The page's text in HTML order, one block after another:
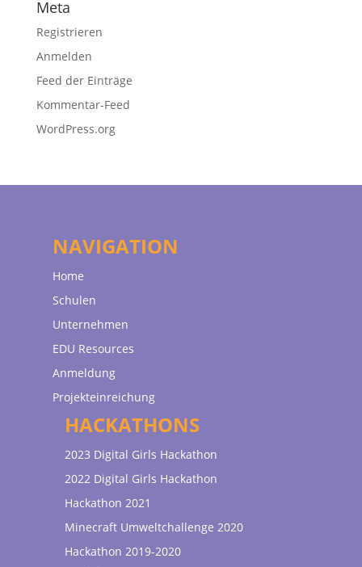
Meta
Registrieren
Anmelden
Feed der Einträge
Kommentar-Feed
WordPress.org
NAVIGATION
Home
Schulen
Unternehmen
EDU Resources
Anmeldung
Projekteinreichung
HACKATHONS
2023 Digital Girls Hackathon
2022 Digital Girls Hackathon
Hackathon 2021
Minecraft Umweltchallenge 2020
Hackathon 2019-2020